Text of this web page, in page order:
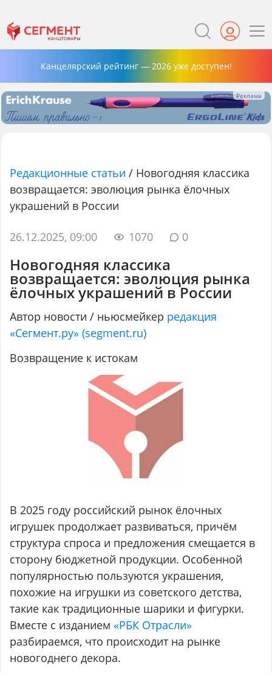
Канцелярский рейтинг — 2026 уже доступен!
Редакционные статьи / Новогодняя классика
возвращается: эволюция рынка ёлочных
украшений в России
26.12.2025, 09:00 1070 0
Новогодняя классика
возвращается: эволюция рынка
ёлочных украшений в России
Автор новости / ньюсмейкер редакция
«Сегмент.ру» (segment.ru)
Возвращение к истокам
В 2025 году российский рынок ёлочных
игрушек продолжает развиваться, причём
структура спроса и предложения смещается в
сторону бюджетной продукции. Особенной
популярностью пользуются украшения,
похожие на игрушки из советского детства,
такие как традиционные шарики и фигурки.
Вместе с изданием«РБК Отрасли»
разбираемся, что происходит на рынке
новогоднего декора.